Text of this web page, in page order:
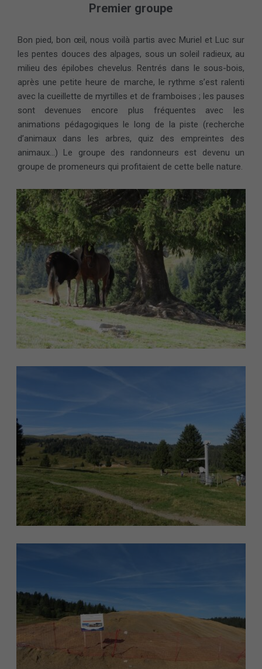
Premier groupe
Bon pied, bon œil, nous voilà partis avec Muriel et Luc sur
les pentes douces des alpages, sous un soleil radieux, au
milieu des épilobes chevelus. Rentrés dans le sous-bois,
après une petite heure de marche, le rythme s’est ralenti
avec la cueillette de myrtilles et de framboises ; les pauses
sont devenues encore plus fréquentes avec les
animations pédagogiques le long de la piste (recherche
d’animaux dans les arbres, quiz des empreintes des
animaux…) Le groupe des randonneurs est devenu un
groupe de promeneurs qui profitaient de cette belle nature.